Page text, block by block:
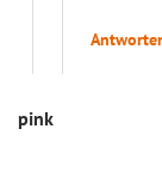
pink